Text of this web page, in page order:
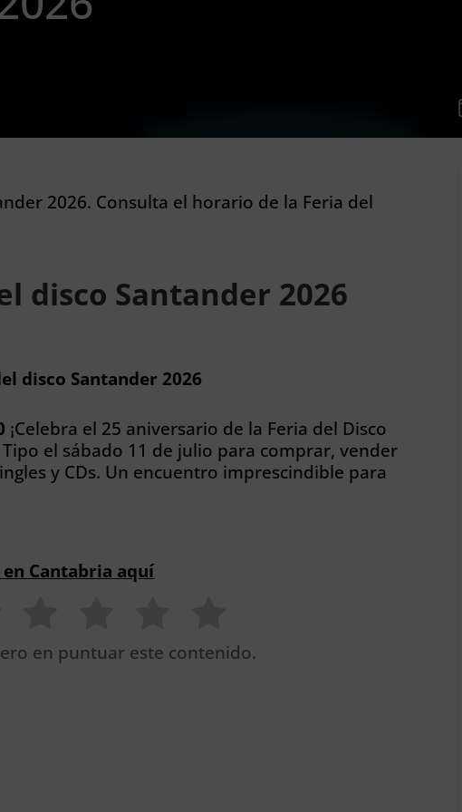
2026. Consulta el horario de la Feria del
disco Santander 2026
disco Santander 2026
¡Celebra el 25 aniversario de la Feria del Disco
el sábado 11 de julio para comprar, vender
y CDs. Un encuentro imprescindible para
Cantabria aquí
en puntuar este contenido.